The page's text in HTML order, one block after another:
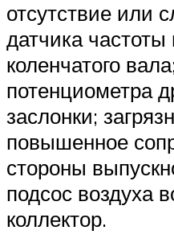
отсутствие или
датчика
коленчатого
потенциометра
заслонки;
повышенное
стороны
подсос воздуха
коллектор.